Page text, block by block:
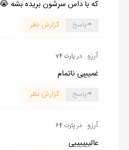
پایش را از خشم روی زمین ضرب
خنده‌ی کوچک و عصبی‌اش نگاه کردم.
گلفروشی نرفتم!
که با داس سرشون بریده بشه 😭
پاسخ گزارش نظر
آرزو در پارت 74
غمیییی ناتمام
پاسخ گزارش نظر
آرزو در پارت 64
عالییییییی